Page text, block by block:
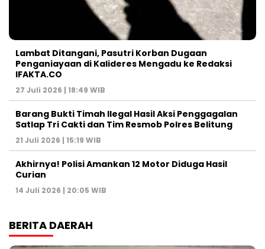
Lambat Ditangani, Pasutri Korban Dugaan
Penganiayaan di Kalideres Mengadu ke Redaksi
IFAKTA.CO
27 Juli 2026 | 18:49 WIB
Barang Bukti Timah Ilegal Hasil Aksi Penggagalan
Satlap Tri Cakti dan Tim Resmob Polres Belitung
21 Juli 2026 | 15:19 WIB
Akhirnya! Polisi Amankan 12 Motor Diduga Hasil
Curian
14 Juli 2026 | 20:05 WIB
BERITA DAERAH